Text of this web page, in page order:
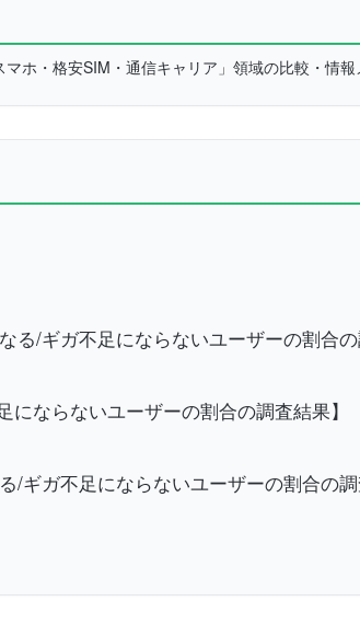
ホ・格安SIM・通信キャリア」領域の比較・情報
/ギガ不足にならないユーザーの割合の
ならないユーザーの割合の調査結果】
ガ不足にならないユーザーの割合の調